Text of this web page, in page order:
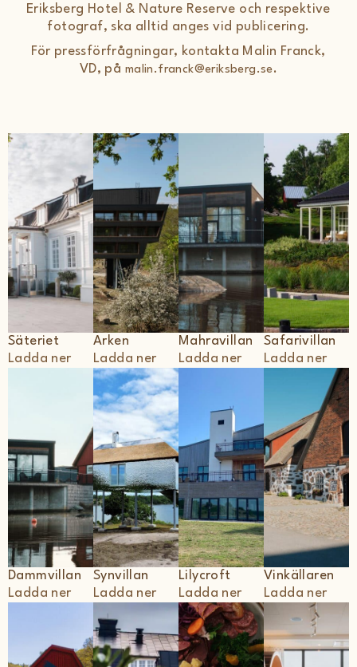
Eriksberg Hotel & Nature Reserve och respektive
fotograf, ska alltid anges vid publicering.
För pressförfrågningar, kontakta Malin Franck,
VD, på malin.franck@eriksberg.se.
Säteriet
Ladda ner
Arken
Ladda ner
Mahravillan
Ladda ner
Safarivillan
Ladda ner
Dammvillan
Ladda ner
Synvillan
Ladda ner
Lilycroft
Ladda ner
Vinkällaren
Ladda ner